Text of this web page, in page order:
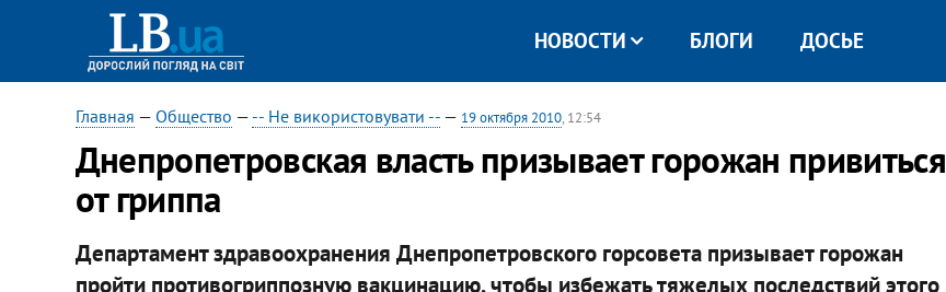
НОВОСТИ БЛОГИ ДОСЬЕ
Главная — Общество — -- Не використовувати --— 19 октября 2010, 12:54
Днепропетровская власть призывает горожан привиться
от гриппа
Департамент здравоохранения Днепропетровского горсовета призывает горожан
пройти противогриппозную вакцинацию, чтобы избежать тяжелых последствий этого